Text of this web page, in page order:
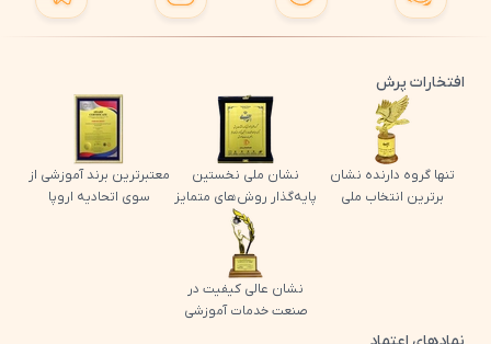
افتخارات پرش
تنها گروه دارنده نشان
برترین انتخاب ملی
نشان ملی نخستین
پایه‌گذار روش‌های متمایز
معتبرترین برند آموزشی از
سوی اتحادیه اروپا
نشان عالی کیفیت در
صنعت خدمات آموزشی